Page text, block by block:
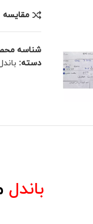
مقایسه
شناسه
دسته:
باندل